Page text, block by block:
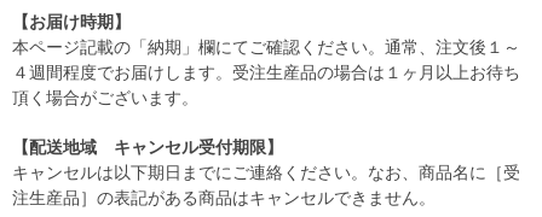
【お届け時期】
本ページ記載の「納期」欄にてご確認ください。通常、注文後１～
４週間程度でお届けします。受注生産品の場合は１ヶ月以上お待ち
頂く場合がございます。
【配送地域 キャンセル受付期限】
キャンセルは以下期日までにご連絡ください。なお、商品名に［受
注生産品］の表記がある商品はキャンセルできません。